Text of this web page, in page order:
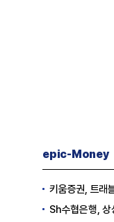
epic-Money
키움증권, 트래블월렛
Sh수협은행, 상상인증